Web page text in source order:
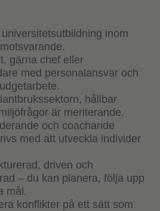
inom
gärna chef eller
med personalansvar och
hållbar
är meriterande.
och coachande
med att utveckla individer
driven och
– du kan planera, följa upp
mål.
konflikter på ett sätt som